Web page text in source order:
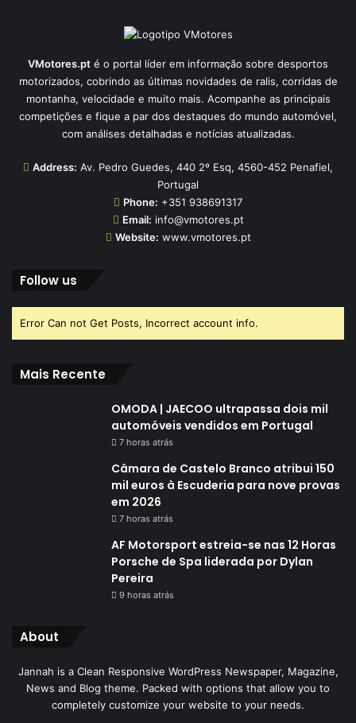
VMotores.pt é o portal líder em informação sobre desportos
motorizados, cobrindo as últimas novidades de ralis, corridas de
montanha, velocidade e muito mais. Acompanhe as principais
competições e fique a par dos destaques do mundo automóvel,
com análises detalhadas e notícias atualizadas.
Address: Av. Pedro Guedes, 440 2º Esq, 4560-452 Penafiel,
Portugal
Phone: +351 938691317
Email: info@vmotores.pt
Website: www.vmotores.pt
Follow us
Error Can not Get Posts, Incorrect account info.
Mais Recente
OMODA | JAECOO ultrapassa dois mil
automóveis vendidos em Portugal
7 horas atrás
Câmara de Castelo Branco atribui 150
mil euros à Escuderia para nove provas
em 2026
7 horas atrás
AF Motorsport estreia-se nas 12 Horas
Porsche de Spa liderada por Dylan
Pereira
9 horas atrás
About
Jannah is a Clean Responsive WordPress Newspaper, Magazine,
News and Blog theme. Packed with options that allow you to
completely customize your website to your needs.